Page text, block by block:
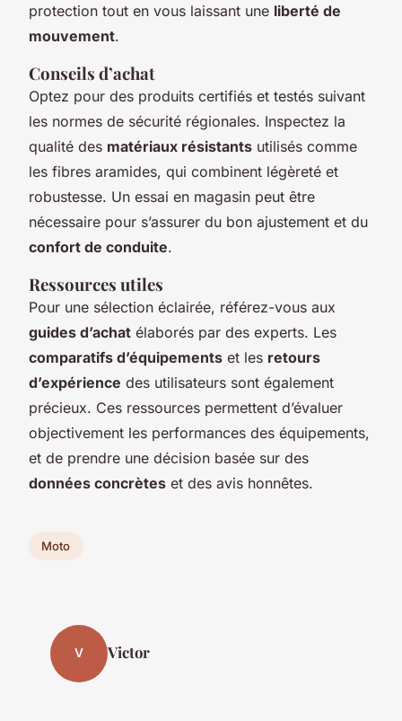
protection tout en vous laissant une liberté de
mouvement.
Conseils d’achat
Optez pour des produits certifiés et testés suivant
les normes de sécurité régionales. Inspectez la
qualité des matériaux résistants utilisés comme
les fibres aramides, qui combinent légèreté et
robustesse. Un essai en magasin peut être
nécessaire pour s’assurer du bon ajustement et du
confort de conduite.
Ressources utiles
Pour une sélection éclairée, référez-vous aux
guides d’achat élaborés par des experts. Les
comparatifs d’équipements et les retours
d’expérience des utilisateurs sont également
précieux. Ces ressources permettent d’évaluer
objectivement les performances des équipements,
et de prendre une décision basée sur des
données concrètes et des avis honnêtes.
Moto
V Victor